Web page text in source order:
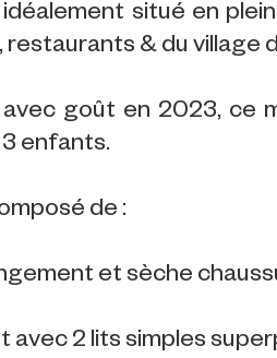
situé en
restaurants & du village
goût en 2023, ce
enfants.
de :
et sèche
avec 2 lits simples